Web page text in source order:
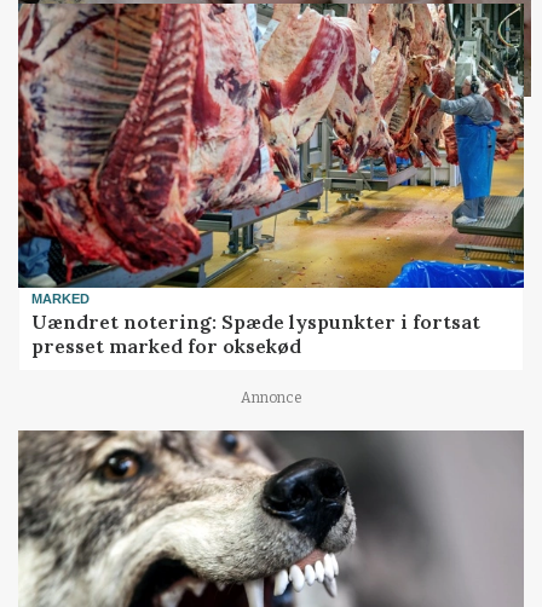
MARKED
Uændret notering: Spæde lyspunkter i fortsat
presset marked for oksekød
Annonce